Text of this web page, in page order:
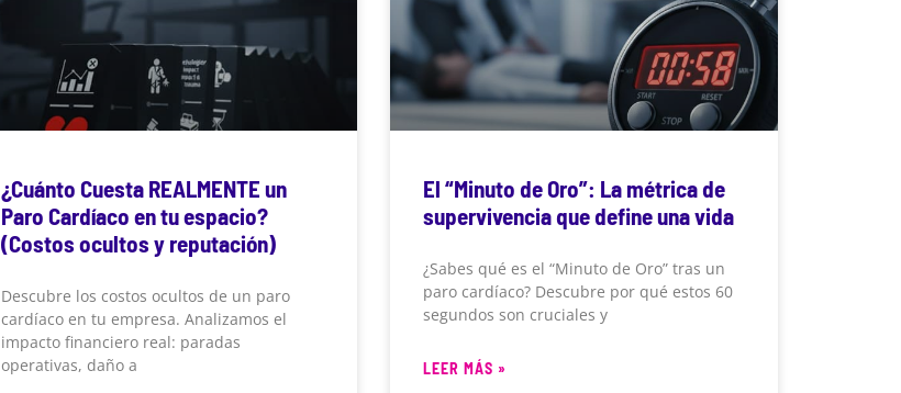
¿Cuánto Cuesta REALMENTE un
Paro Cardíaco en tu espacio?
(Costos ocultos y reputación)
Descubre los costos ocultos de un paro
cardíaco en tu empresa. Analizamos el
impacto financiero real: paradas
operativas, daño a
El “Minuto de Oro”: La métrica de
supervivencia que define una vida
¿Sabes qué es el “Minuto de Oro” tras un
paro cardíaco? Descubre por qué estos 60
segundos son cruciales y
LEER MÁS »